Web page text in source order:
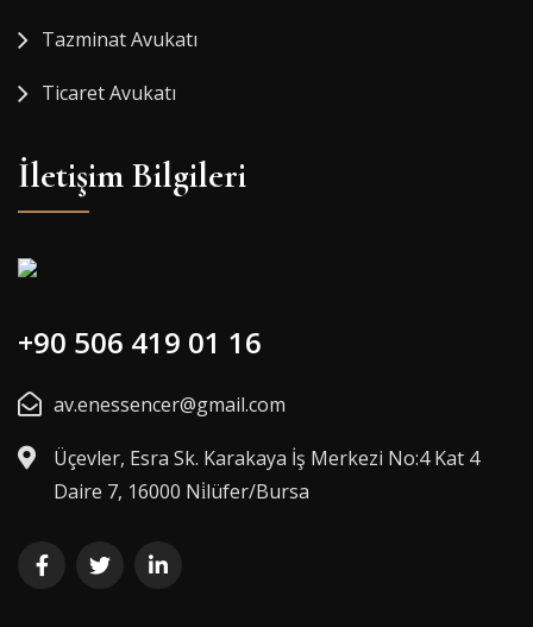
Tazminat Avukatı
Ticaret Avukatı
İletişim Bilgileri
+90 506 419 01 16
av.enessencer@gmail.com
Üçevler, Esra Sk. Karakaya İş Merkezi No:4 Kat 4
Daire 7, 16000 Ni̇lüfer/Bursa